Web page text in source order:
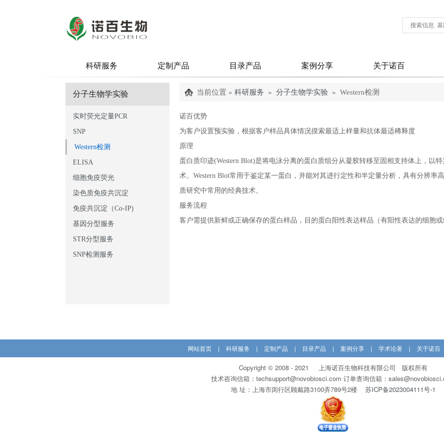
科研服务 定制产品 目录产品 案例分享 关于诺百
分子生物学实验
实时荧光定量PCR
SNP
Western检测
ELISA
细胞免疫荧光
染色质免疫共沉淀
免疫共沉淀（Co-IP)
基因分型服务
STR分型服务
SNP检测服务
当前位置 » 科研服务 » 分子生物学实验 » Western检测
诺百优势
为客户设置预实验，根据客户样品具体情况摸索最适上样量和抗体最适稀释度
原理
蛋白质印迹(Western Blot)是将电泳分离的蛋白质组分从凝胶转移至固相支持体上，以
术。Western Blot常用于鉴定某一蛋白，并能对其进行定性和半定量分析，具有分辨率
质研究中常用的经典技术。
服务流程
客户需提供新鲜或正确保存的蛋白样品，目的蛋白阳性表达样品（有阳性表达的细胞或
网站首页 | 科研服务 | 定制产品 | 目录产品 | 案例分享 | 学术论著 | 关于诺百
Copyright © 2008 - 2021 上海诺百生物科技有限公司 版权所有
技术咨询信箱：techsupport@novobiosci.com 订单查询信箱：
地 址：上海市闵行区顾戴路3100弄789号2楼 苏ICP备2023004111号-1